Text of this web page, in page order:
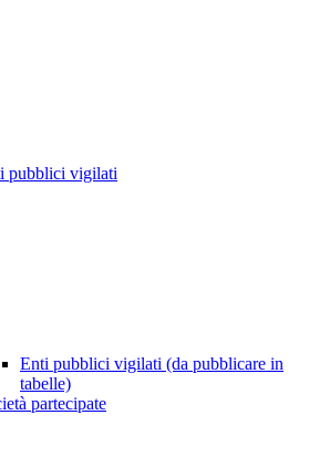
pubblici vigilati
Enti pubblici vigilati (da pubblicare in
tabelle)
partecipate